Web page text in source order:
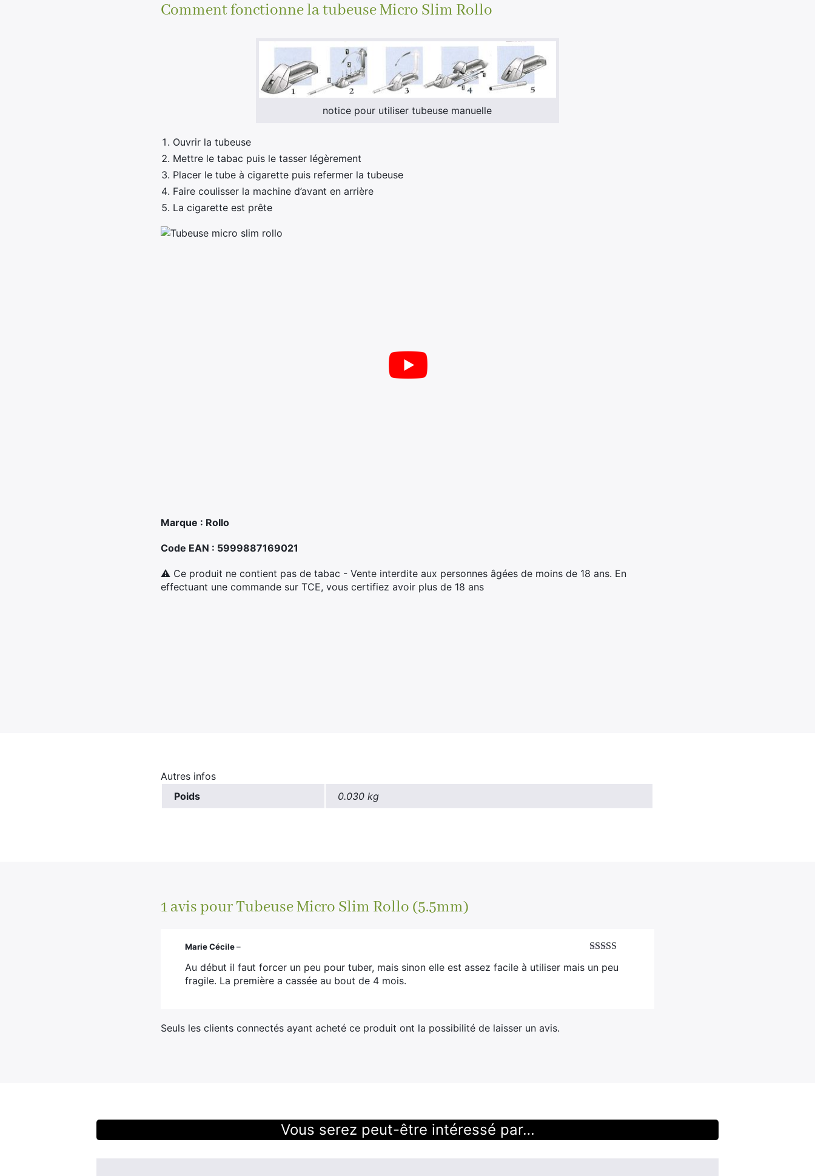
Comment fonctionne la tubeuse Micro Slim Rollo
notice pour utiliser tubeuse manuelle
Ouvrir la tubeuse
Mettre le tabac puis le tasser légèrement
Placer le tube à cigarette puis refermer la tubeuse
Faire coulisser la machine d’avant en arrière
La cigarette est prête
Marque : Rollo
Code EAN : 5999887169021
⚠ Ce produit ne contient pas de tabac - Vente interdite aux personnes âgées de moins de 18 ans. En
effectuant une commande sur TCE, vous certifiez avoir plus de 18 ans
Autres infos
Poids
0.030 kg
1 avis pourTubeuse Micro Slim Rollo (5.5mm)
5
Marie Cécile–
Au début il faut forcer un peu pour tuber, mais sinon elle est assez facile à utiliser mais un peu
fragile. La première a cassée au bout de 4 mois.
Seuls les clients connectés ayant acheté ce produit ont la possibilité de laisser un avis.
Vous serez peut-être intéressé par…